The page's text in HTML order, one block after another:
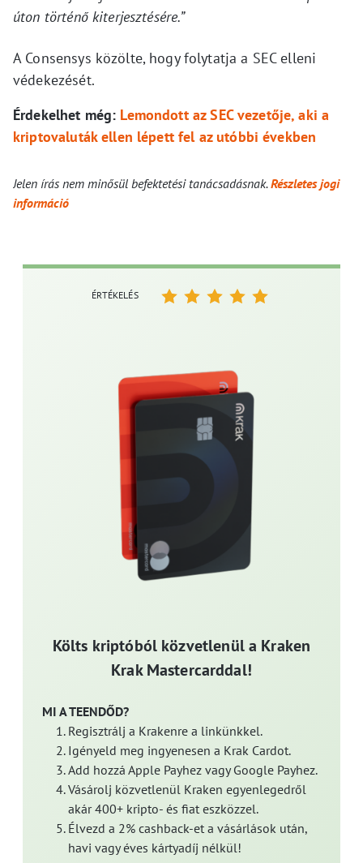
úton történő kiterjesztésére.”
A Consensys közölte, hogy folytatja a SEC elleni
védekezését.
Érdekelhet még: Lemondott az SEC vezetője, aki a
kriptovaluták ellen lépett fel az utóbbi években
Jelen írás nem minősül befektetési tanácsadásnak.Részletes jogi
információ
Költs kriptóból közvetlenül a Kraken
Krak Mastercarddal!
MI A TEENDŐD?
Regisztrálj a Krakenre a linkünkkel.
Igényeld meg ingyenesen a Krak Cardot.
Add hozzá Apple Payhez vagy Google Payhez.
Vásárolj közvetlenül Kraken egyenlegedről
akár 400+ kripto- és fiat eszközzel.
Élvezd a 2% cashback-et a vásárlások után,
havi vagy éves kártyadíj nélkül!
ÉRTÉKELÉS